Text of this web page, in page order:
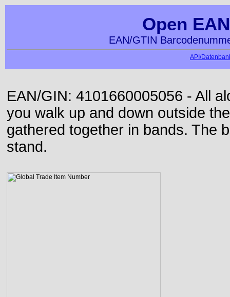
Open
EAN/GTIN
API/
EAN/GIN: 4101660005056 - All
you walk up and down outside
gathered together in bands. The
stand.